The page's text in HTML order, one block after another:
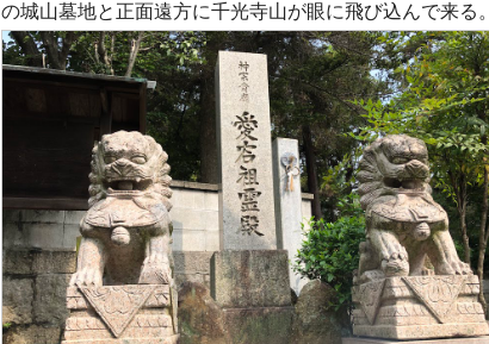
の城山墓地と正面遠方に千光寺山が眼に飛び込んで来る。